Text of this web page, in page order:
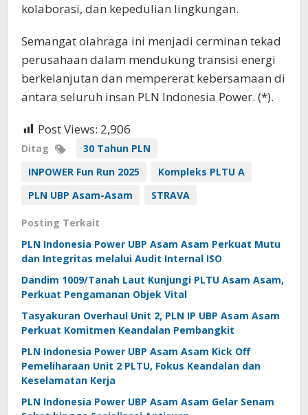
kolaborasi, dan kepedulian lingkungan.
Semangat olahraga ini menjadi cerminan tekad
perusahaan dalam mendukung transisi energi
berkelanjutan dan mempererat kebersamaan di
antara seluruh insan PLN Indonesia Power. (*).
Post Views: 2,906
Ditag
30 Tahun PLN
INPOWER Fun Run 2025
Kompleks PLTU A
PLN UBP Asam-Asam
STRAVA
Posting Terkait
PLN Indonesia Power UBP Asam Asam Perkuat Mutu
dan Integritas melalui Audit Internal ISO
Dandim 1009/Tanah Laut Kunjungi PLTU Asam Asam,
Perkuat Pengamanan Objek Vital
Tasyakuran Overhaul Unit 2, PLN IP UBP Asam Asam
Perkuat Komitmen Keandalan Pembangkit
PLN Indonesia Power UBP Asam Asam Kick Off
Pemeliharaan Unit 2 PLTU, Fokus Keandalan dan
Keselamatan Kerja
PLN Indonesia Power UBP Asam Asam Gelar Senam